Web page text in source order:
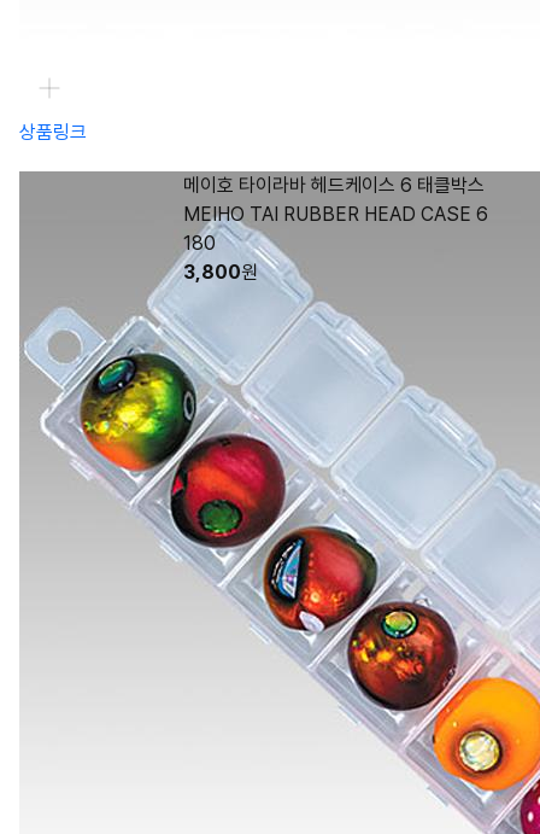
상품링크
메이호 타이라바 헤드케이스 6 태클박스
MEIHO TAI RUBBER HEAD CASE 6
180
3,800원